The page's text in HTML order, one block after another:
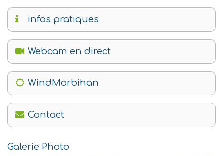
infos pratiques
Webcam en direct
WindMorbihan
Contact
Galerie Photo